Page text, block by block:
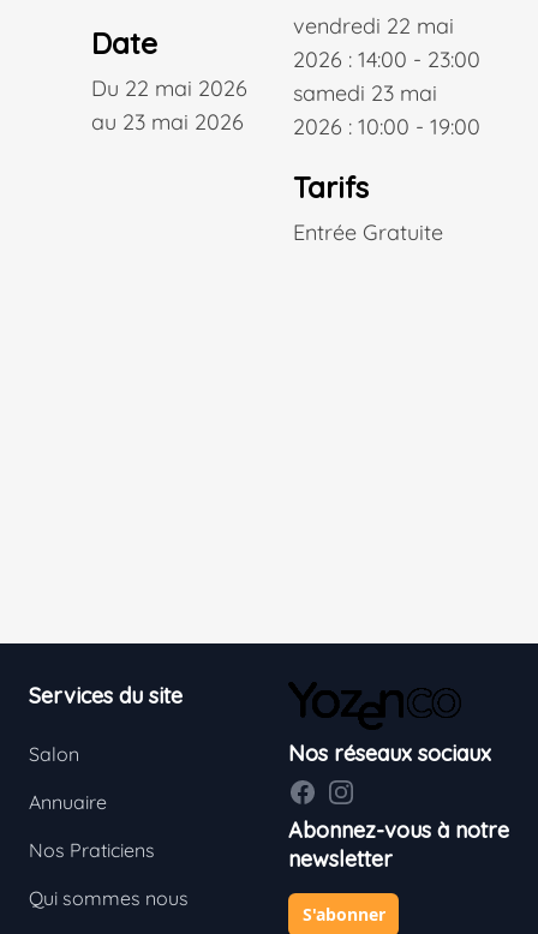
Date
Du 22 mai 2026
au 23 mai 2026
vendredi 22 mai
2026 : 14:00 - 23:00
samedi 23 mai
2026 : 10:00 - 19:00
Tarifs
Entrée Gratuite
Services du site
Salon
Annuaire
Nos Praticiens
Qui sommes nous
Nos réseaux sociaux
FacebookInstagram
Abonnez-vous à notre
newsletter
S'abonner